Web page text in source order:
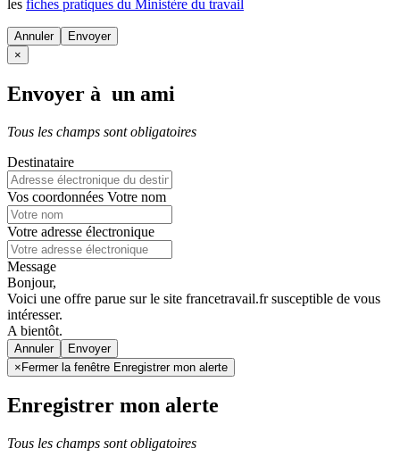
les fiches pratiques du Ministère du travail
Annuler
×
Envoyer à un ami
Tous les champs sont obligatoires
Destinataire
Vos coordonnées Votre nom
Votre adresse électronique
Message
Bonjour,
Voici une offre parue sur le site francetravail.fr susceptible de vous
intéresser.
A bientôt.
Annuler
×Fermer la fenêtre Enregistrer mon alerte
Enregistrer mon alerte
Tous les champs sont obligatoires